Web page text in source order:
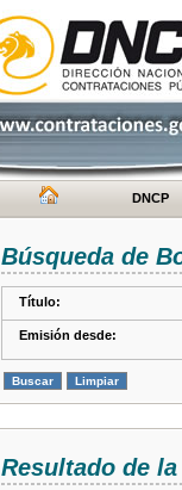
DNCP
Búsqueda de
Título:
Emisión desde:
Resultado de